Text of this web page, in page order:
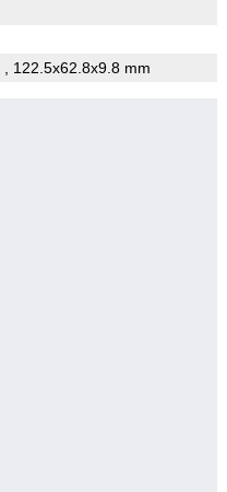
, 122.5x62.8x9.8 mm